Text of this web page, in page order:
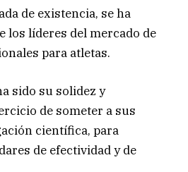
de existencia, se ha
los líderes del mercado de
para atletas.
sido su solidez y
de someter a sus
científica, para
de efectividad y de